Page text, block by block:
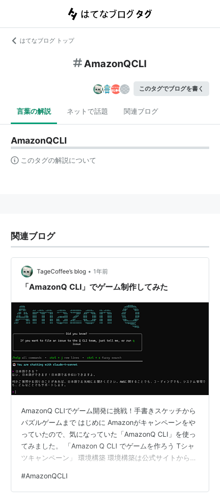
はてなブログ トップ
AmazonQCLI
このタグでブログを書く
言葉の解説 ネットで話題 関連ブログ
AmazonQCLI
このタグの解説について
関連ブログ
TageCoffee’s blog • 1年前
「AmazonQ CLI」でゲーム制作してみた
AmazonQ CLIでゲーム開発に挑戦！手書きスケッチから
パズルゲームまで はじめに Amazonがキャンペーンをや
っていたので、気になっていた「AmazonQ CLI」を使っ
てみました。 「Amazon Q CLI でゲームを作ろう Tシャ
ツキャンペーン」 環境構築 環境構築は公式サイトからリ
事：The Essential Guide to Installing Amazon Q
Developer CLI on Windows この記事の手順通りに進め
#AmazonQCLI